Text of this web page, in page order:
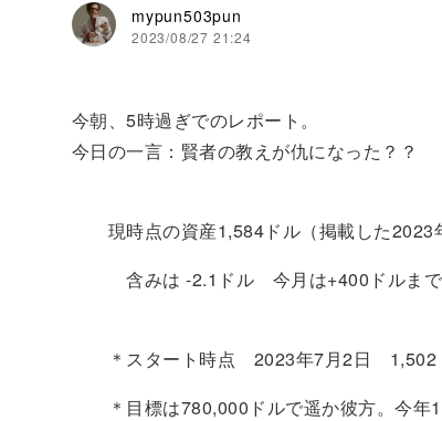
mypun503pun
2023/08/27 21:24
今朝、5時過ぎでのレポート。
今日の一言：賢者の教えが仇になった？？
現時点の資産1,584ドル（掲載した2023
含みは -2.1ドル 今月は+400ドルまで
＊スタート時点 2023年7月2日 1,502
＊目標は780,000ドルで遥か彼方。今年